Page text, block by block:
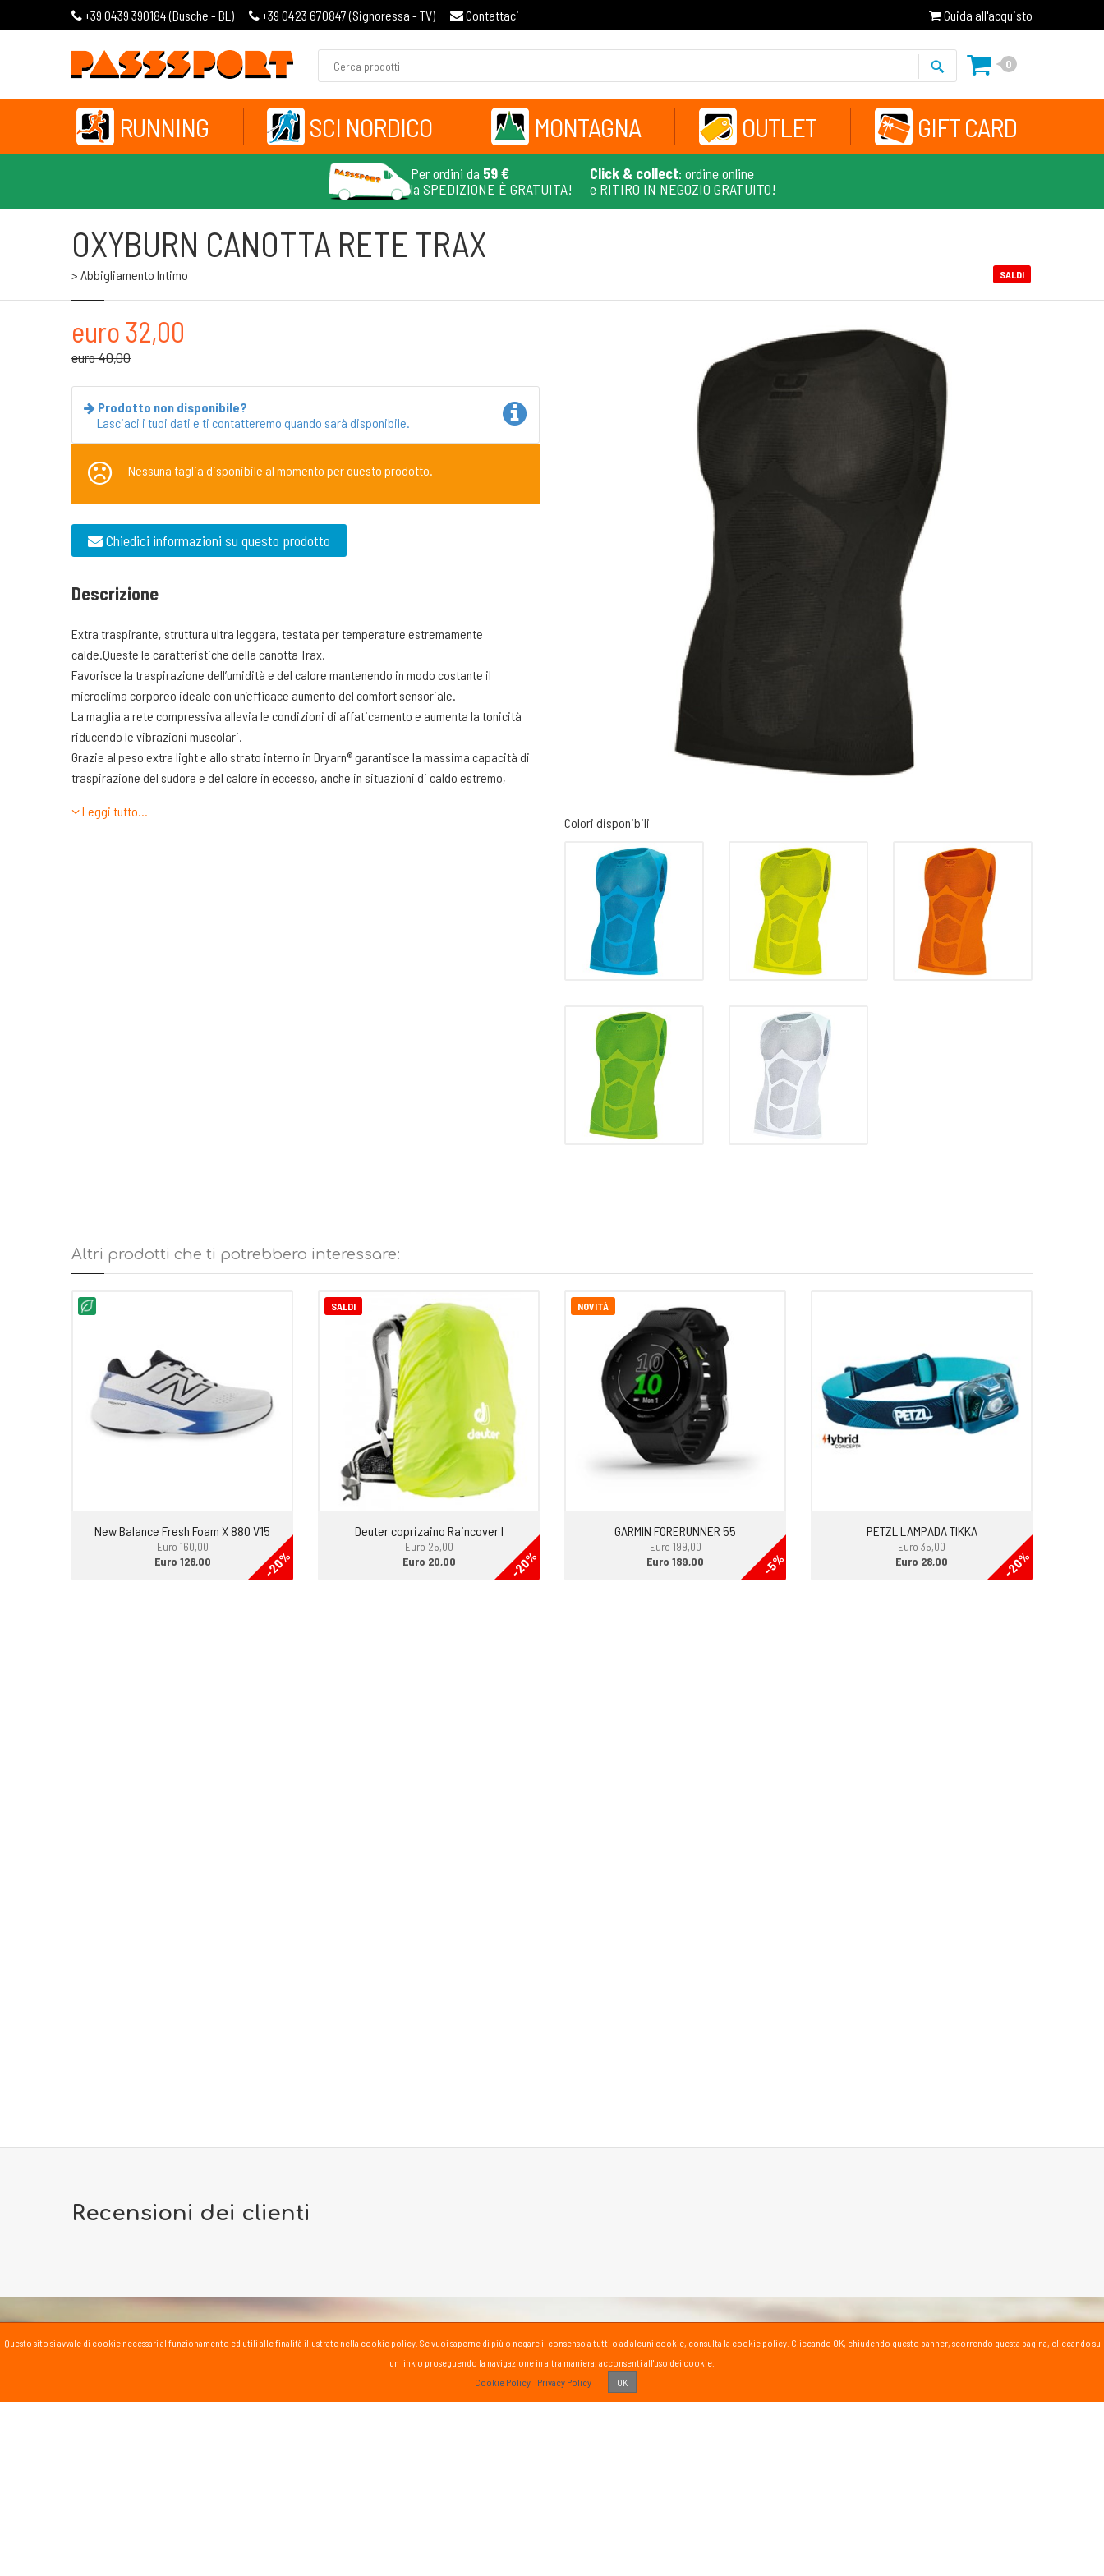
+39 0439 390184 (Busche - BL ) +39 0423 670847 (Signoressa - TV) Contattaci Guida all'acquisto
0
RUNNING SCI NORDICO MONTAGNA OUTLET GIFT CARD
Per ordini da 59 €
la SPEDIZIONE È GRATUITA!
Click & collect: ordine online
e RITIRO IN NEGOZIO GRATUITO!
OXYBURN CANOTTA RETE TRAX
> Abbigliamento Intimo SALDI
Colori disponibili
euro 32,00
euro 40,00
Prodotto non disponibile?
Lasciaci i tuoi dati e ti contatteremo quando sarà disponibile.
Nessuna taglia disponibile al momento per questo prodotto.
Chiedici informazioni su questo prodotto
Descrizione
Extra traspirante, struttura ultra leggera, testata per temperature estremamente
calde.Queste le caratteristiche della canotta Trax.
Favorisce la traspirazione dell’umidità e del calore mantenendo in modo costante il
microclima corporeo ideale con un’efficace aumento del comfort sensoriale.
La maglia a rete compressiva allevia le condizioni di affaticamento e aumenta la tonicità
riducendo le vibrazioni muscolari.
Grazie al peso extra light e allo strato interno in Dryarn® garantisce la massima capacità di
traspirazione del sudore e del calore in eccesso, anche in situazioni di caldo estremo,
Non assorbendo l’umidità, a tutto vantaggio del comfort fisico garantisce alla pelle una
Leggi tutto…
Altri prodotti che ti potrebbero interessare:
New Balance Fresh Foam X 880 V15
Euro 160,00
-20%
Euro 128,00
SALDI
Deuter coprizaino Raincover I
Euro 25,00
-20%
Euro 20,00
NOVITÀ
GARMIN FORERUNNER 55
Euro 199,00
-5%
Euro 189,00
PETZL LAMPADA TIKKA
Euro 35,00
-20%
Euro 28,00
Recensioni dei clienti
PASSSPORT SU YOUTUBE
Questo sito si avvale di cookie necessari al funzionamento ed utili alle finalità illustrate nella cookie policy. Se vuoi saperne di più o negare il consenso a tutti o ad alcuni cookie, consulta la cookie policy. Cliccando OK, chiudendo questo banner, scorrendo questa pagina, cliccando su
un link o proseguendo la navigazione in altra maniera, acconsenti all'uso dei cookie.
Cookie Policy
Privacy Policy OK